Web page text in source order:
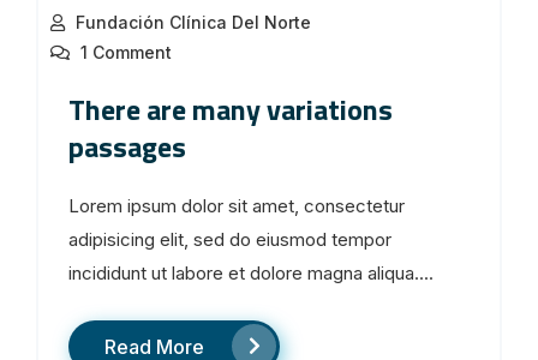
Fundación Clínica Del Norte
1 Comment
There are many variations
passages
Lorem ipsum dolor sit amet, consectetur
adipisicing elit, sed do eiusmod tempor
incididunt ut labore et dolore magna aliqua....
Read More